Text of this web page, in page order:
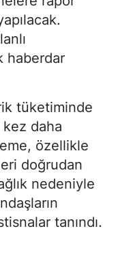
haberdar
tüketiminde
daha
özellikle
doğrudan
nedeniyle
tanındı.